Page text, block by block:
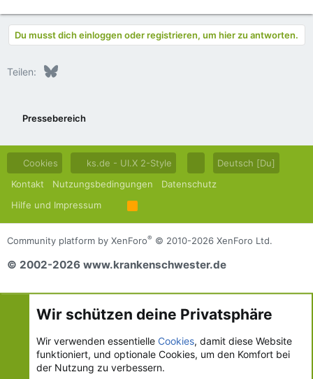
Anzeige
magazin.pflegenetz.at
Du musst dich einloggen oder registrieren, um hier zu antworten.
Teilen: Bluesky
Pressebereich
Cookies ks.de - UI.X 2-Style
Deutsch [Du]
Kontakt
Nutzungsbedingungen
Datenschutz
Hilfe und Impressum
R
S
S
Community platform by XenForo® © 2010-2026 XenForo Ltd.
© 2002-2026 www.krankenschwester.de
Wir schützen deine Privatsphäre
Wir verwenden essentielle Cookies, damit diese Website
funktioniert, und optionale Cookies, um den Komfort bei
der Nutzung zu verbessern.